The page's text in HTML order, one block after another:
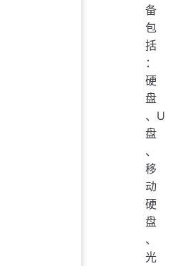
备
包
括
：
硬
盘
、U
盘
、
移
动
硬
盘
、
光